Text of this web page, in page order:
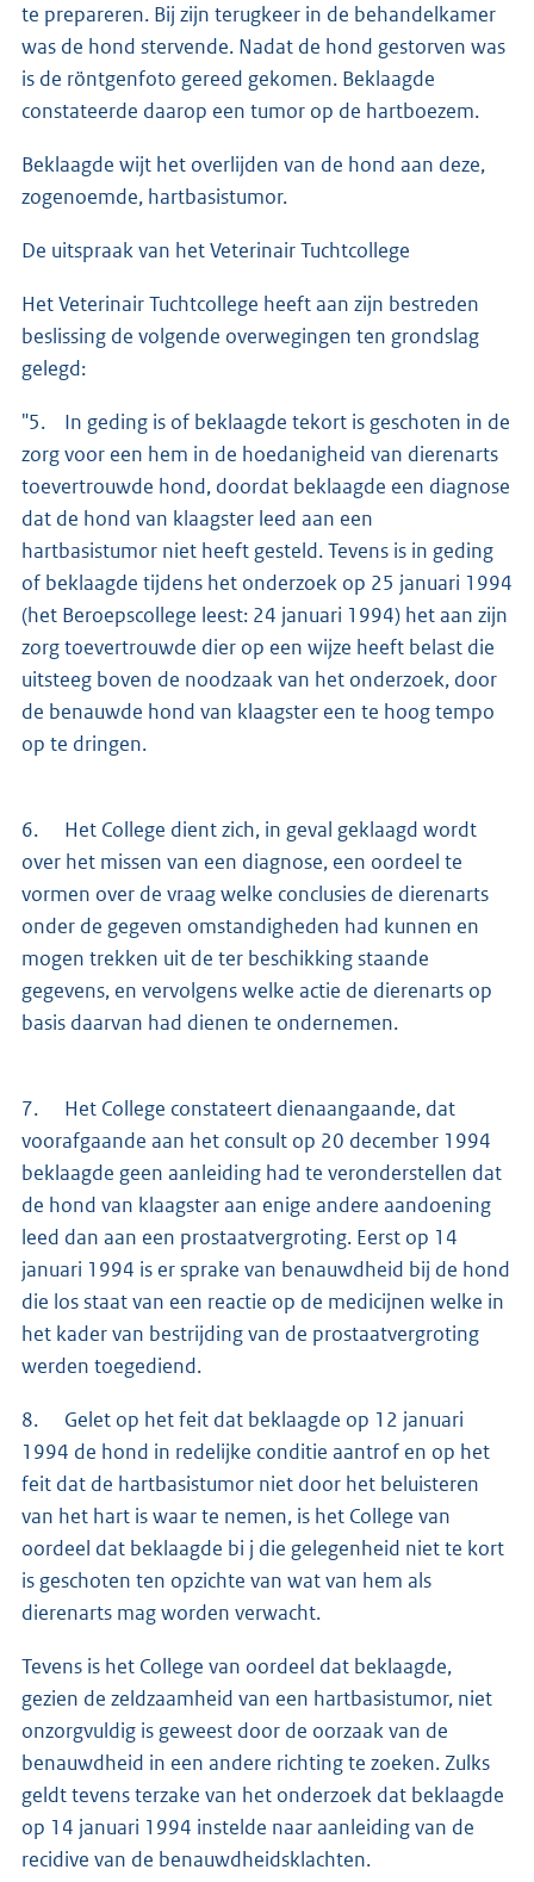
te prepareren. Bij zijn terugkeer in de behandelkamer
was de hond stervende. Nadat de hond gestorven was
is de röntgenfoto gereed gekomen. Beklaagde
constateerde daarop een tumor op de hartboezem.
Beklaagde wijt het overlijden van de hond aan deze,
zogenoemde, hartbasistumor.
De uitspraak van het Veterinair Tuchtcollege
Het Veterinair Tuchtcollege heeft aan zijn bestreden
beslissing de volgende overwegingen ten grondslag
gelegd:
"5. In geding is of beklaagde tekort is geschoten in de
zorg voor een hem in de hoedanigheid van dierenarts
toevertrouwde hond, doordat beklaagde een diagnose
dat de hond van klaagster leed aan een
hartbasistumor niet heeft gesteld. Tevens is in geding
of beklaagde tijdens het onderzoek op 25 januari 1994
(het Beroepscollege leest: 24 januari 1994) het aan zijn
zorg toevertrouwde dier op een wijze heeft belast die
uitsteeg boven de noodzaak van het onderzoek, door
de benauwde hond van klaagster een te hoog tempo
op te dringen.
6. Het College dient zich, in geval geklaagd wordt
over het missen van een diagnose, een oordeel te
vormen over de vraag welke conclusies de dierenarts
onder de gegeven omstandigheden had kunnen en
mogen trekken uit de ter beschikking staande
gegevens, en vervolgens welke actie de dierenarts op
basis daarvan had dienen te ondernemen.
7. Het College constateert dienaangaande, dat
voorafgaande aan het consult op 20 december 1994
beklaagde geen aanleiding had te veronderstellen dat
de hond van klaagster aan enige andere aandoening
leed dan aan een prostaatvergroting. Eerst op 14
januari 1994 is er sprake van benauwdheid bij de hond
die los staat van een reactie op de medicijnen welke in
het kader van bestrijding van de prostaatvergroting
werden toegediend.
8. Gelet op het feit dat beklaagde op 12 januari
1994 de hond in redelijke conditie aantrof en op het
feit dat de hartbasistumor niet door het beluisteren
van het hart is waar te nemen, is het College van
oordeel dat beklaagde bi j die gelegenheid niet te kort
is geschoten ten opzichte van wat van hem als
dierenarts mag worden verwacht.
Tevens is het College van oordeel dat beklaagde,
gezien de zeldzaamheid van een hartbasistumor, niet
onzorgvuldig is geweest door de oorzaak van de
benauwdheid in een andere richting te zoeken. Zulks
geldt tevens terzake van het onderzoek dat beklaagde
op 14 januari 1994 instelde naar aanleiding van de
recidive van de benauwdheidsklachten.